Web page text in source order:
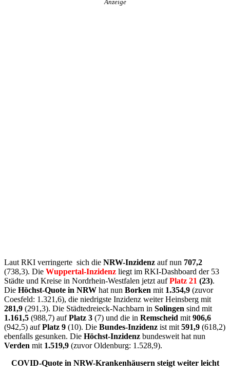
Anzeige
Laut RKI verringerte sich die NRW-Inzidenz auf nun 707,2
(738,3). Die Wuppertal-Inzidenz liegt im RKI-Dashboard der 53
Städte und Kreise in Nordrhein-Westfalen jetzt aufPlatz 21 (23).
Die Höchst-Quote in NRW hat nun Borken mit 1.354,9 (zuvor
Coesfeld: 1.321,6), die niedrigste Inzidenz weiter Heinsberg mit
281,9 (291,3). Die Städtedreieck-Nachbarn in Solingen sind mit
1.161,5 (988,7) aufPlatz 3 (7) und die in Remscheid mit 906,6
(942,5) aufPlatz 9 (10). Die Bundes-Inzidenz ist mit 591,9 (618,2)
ebenfalls gesunken. Die Höchst-Inzidenz bundesweit hat nun
Verden mit 1.519,9 (zuvor Oldenburg: 1.528,9).
COVID-Quote in NRW-Krankenhäusern steigt weiter leicht